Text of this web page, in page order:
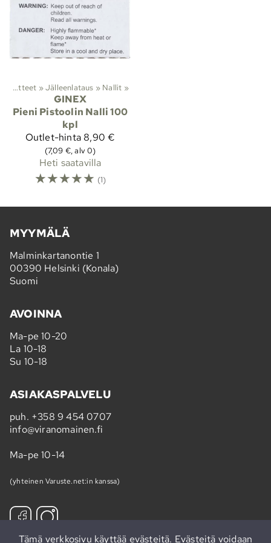
Viranomaistuotteet ‪»Jälleenlataus ‪» Nallit ‪»
GINEX
Pieni Pistoolin Nalli 100
kpl
Outlet-hinta 8,90 €
(7,09 €, alv 0)
Heti saatavilla
☆☆☆☆☆ (1)
MYYMÄLÄ
Malminkartanontie 1
00390 Helsinki (Konala)
Suomi
AVOINNA
Ma-pe 10-20
La 10-18
Su 10-18
ASIAKASPALVELU
puh. +358 9 454 0707
info@viranomainen.fi
Ma-pe 10-14
(yhteinen Varuste.net:in kanssa)
Tämä verkkosivu käyttää evästeitä. Evästeitä voidaan